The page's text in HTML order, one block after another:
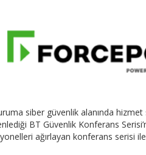
siber güvenlik alanında
BT Güvenlik Konferans
ağırlayan konferans serisi